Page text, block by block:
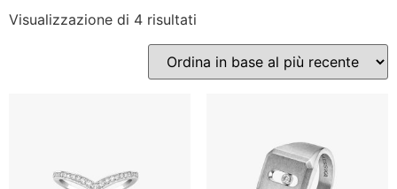
Visualizzazione di 4 risultati